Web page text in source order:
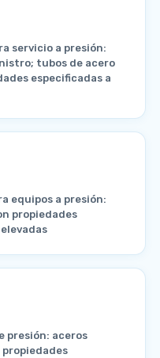
servicio a presión:
tubos de acero
especificadas a
equipos a presión:
propiedades
presión: aceros